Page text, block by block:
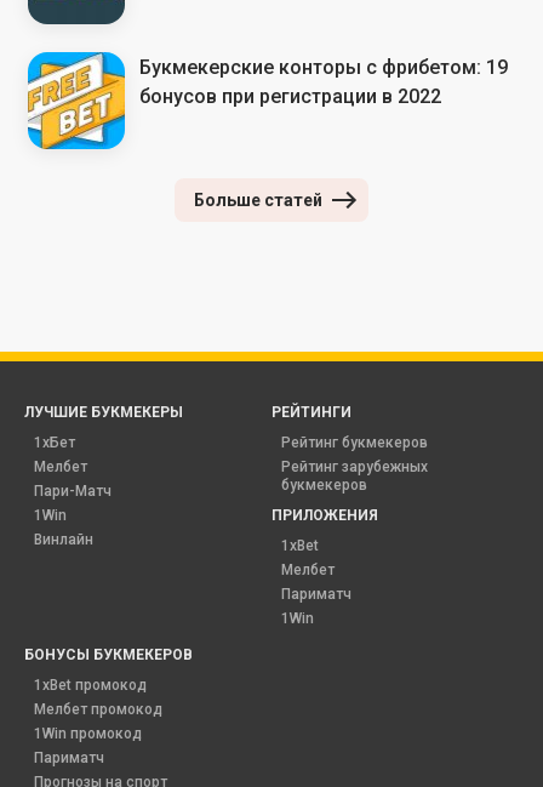
Букмекерские конторы с фрибетом: 19
бонусов при регистрации в 2022
Больше статей
ЛУЧШИЕ БУКМЕКЕРЫ
1хБет
Мелбет
Пари-Матч
1Win
Винлайн
РЕЙТИНГИ
Рейтинг букмекеров
Рейтинг зарубежных
букмекеров
ПРИЛОЖЕНИЯ
1xBet
Мелбет
Париматч
1Win
БОНУСЫ БУКМЕКЕРОВ
1xBet промокод
Мелбет промокод
1Win промокод
Париматч
Прогнозы на спорт